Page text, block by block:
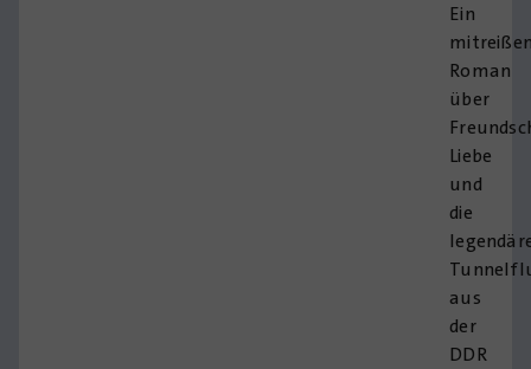
Ein
Roman
über
Liebe
und
die
aus
der
DDR